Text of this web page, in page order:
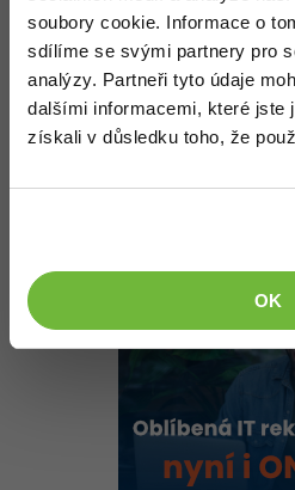
soubory cookie. Informace o
sdílíme se svými partnery pro
analýzy. Partneři tyto údaje
dalšími informacemi, které jste
získali v důsledku toho, že
OK
ano95:
Good len skús tam dávať